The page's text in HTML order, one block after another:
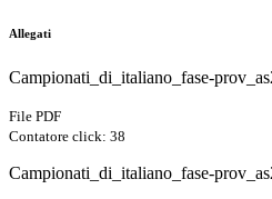
Allegati
Campionati_di_italiano_fase-
File PDF
Contatore click: 38
Campionati_di_italiano_fase-